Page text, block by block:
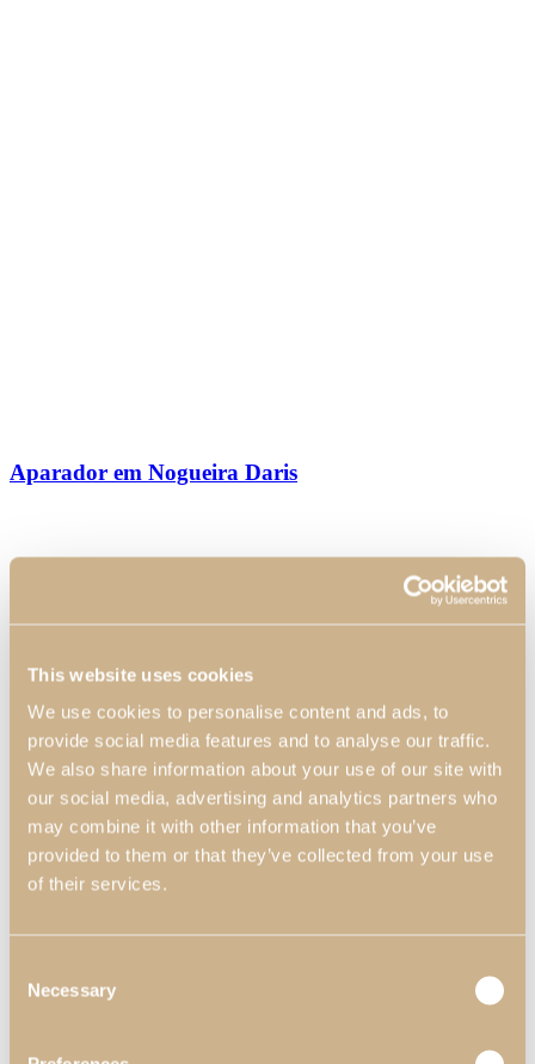
This website uses cookies
We use cookies to personalise content and ads, to
provide social media features and to analyse our traffic.
We also share information about your use of our site with
our social media, advertising and analytics partners who
may combine it with other information that you’ve
provided to them or that they’ve collected from your use
of their services.
Selection
Necessary
Aparador em Nogueira Daris